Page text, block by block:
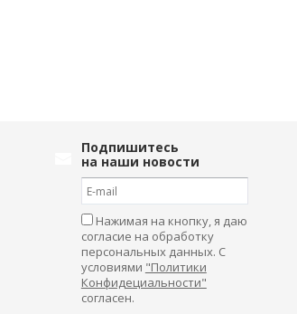
Подпишитесь
на наши новости
Нажимая на кнопку, я даю
согласие на обработку
персональных данных. С
условиями "Политики
Конфидециальности"
согласен.